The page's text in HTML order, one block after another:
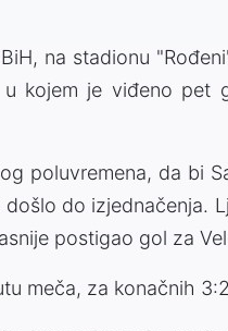
na stadionu
kojem je viđeno pet
poluvremena, da bi
do izjednačenja.
postigao gol za
meča, za konačnih